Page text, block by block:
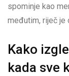
spominje kao
međutim, riječ je
Kako
kada sve